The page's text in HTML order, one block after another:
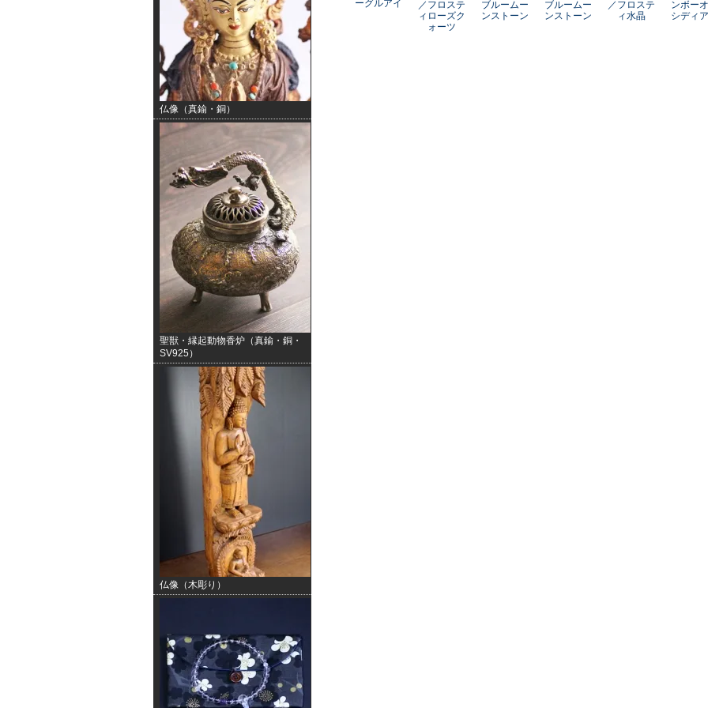
仏像（真鍮・銅）
聖獣・縁起動物香炉（真鍮・銅・
SV925）
仏像（木彫り）
ーグルアイ
／フロステ
ィローズク
ォーツ
ブルームー
ンストーン
ブルームー
ンストーン
／フロステ
ィ水晶
ンボー
シディ